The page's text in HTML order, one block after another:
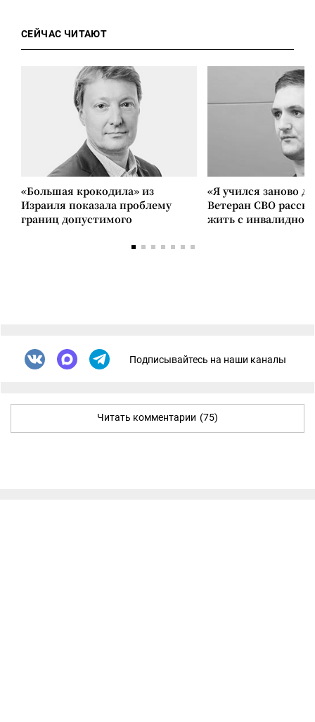
СЕЙЧАС ЧИТАЮТ
«Большая крокодила» из
Израиля показала проблему
границ допустимого
«Я учился заново
Ветеран СВО
жить с
Подписывайтесь на наши каналы
Читать комментарии (75)